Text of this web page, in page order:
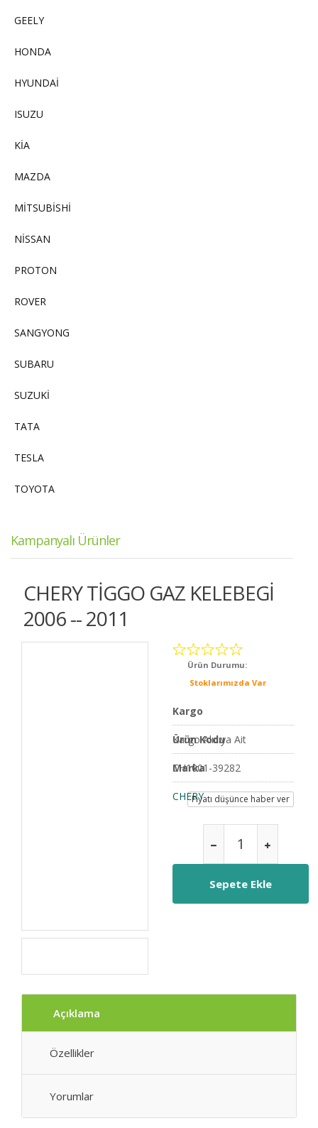
GEELY
HONDA
HYUNDAİ
ISUZU
KİA
MAZDA
MİTSUBİSHİ
NİSSAN
PROTON
ROVER
SANGYONG
SUBARU
SUZUKİ
TATA
TESLA
TOYOTA
Kampanyalı Ürünler
CHERY TİGGO GAZ KELEBEGİ
2006 -- 2011
Ürün Durumu:
Stoklarımızda Var
Kargo
Kargo Alıcıya Ait
Ürün Kodu
CH1001-39282
Marka
CHERYFiyatı düşünce haber ver
Açıklama
Özellikler
Yorumlar